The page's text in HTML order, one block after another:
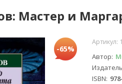
Мастер и
-65%
Артикул:
Автор
ISBN